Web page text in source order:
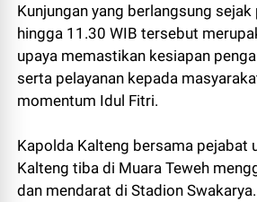
Kunjungan yang berlangsung
hingga 11.30 WIB tersebut
upaya memastikan kesiapan
serta pelayanan kepada
momentum Idul Fitri.
Kapolda Kalteng bersama pejabat
Kalteng tiba di Muara Teweh
dan mendarat di Stadion